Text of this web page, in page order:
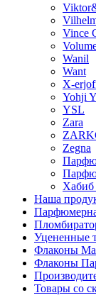
Vince
Wanil
Want
X-
Yohji
YSL
Zara
Zegna
Хабиб
Наша
Уцененные
Флаконы
Флаконы
Товары со